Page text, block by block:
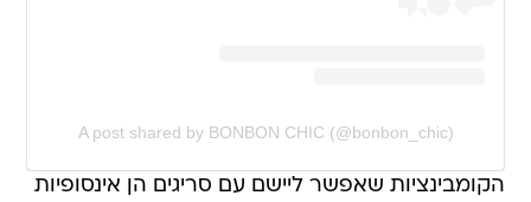
A post shared by BONBON CHIC (@bonbon_chic)
הקומבינציות שאפשר ליישם עם סריגים הן אינסופיות